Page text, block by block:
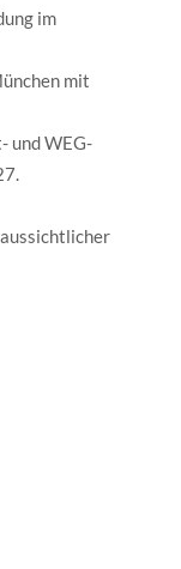
im
mit
und WEG-